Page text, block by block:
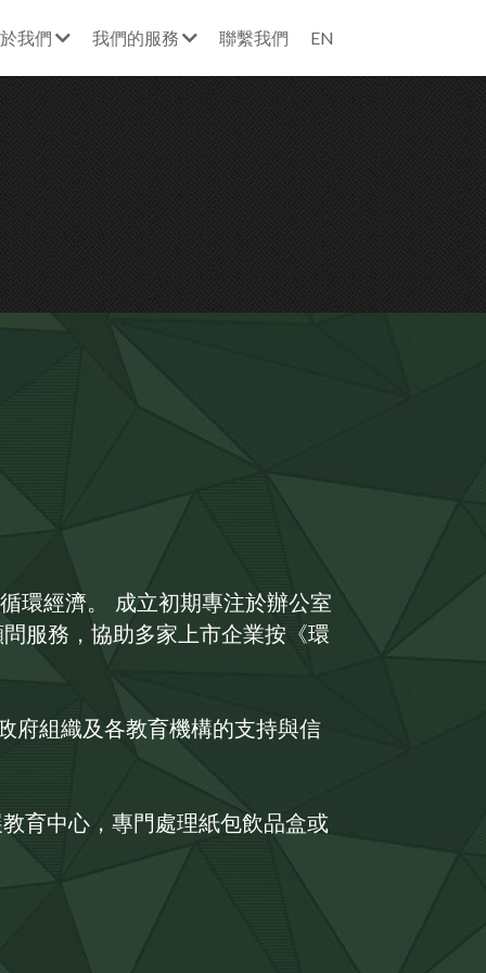
我們 我們的服務 聯繫我們 EN
環經濟。 成立初期專注於辦公室
服務，協助多家上市企業按《環
府組織及各教育機構的支持與信
育中心，專門處理紙包飲品盒或